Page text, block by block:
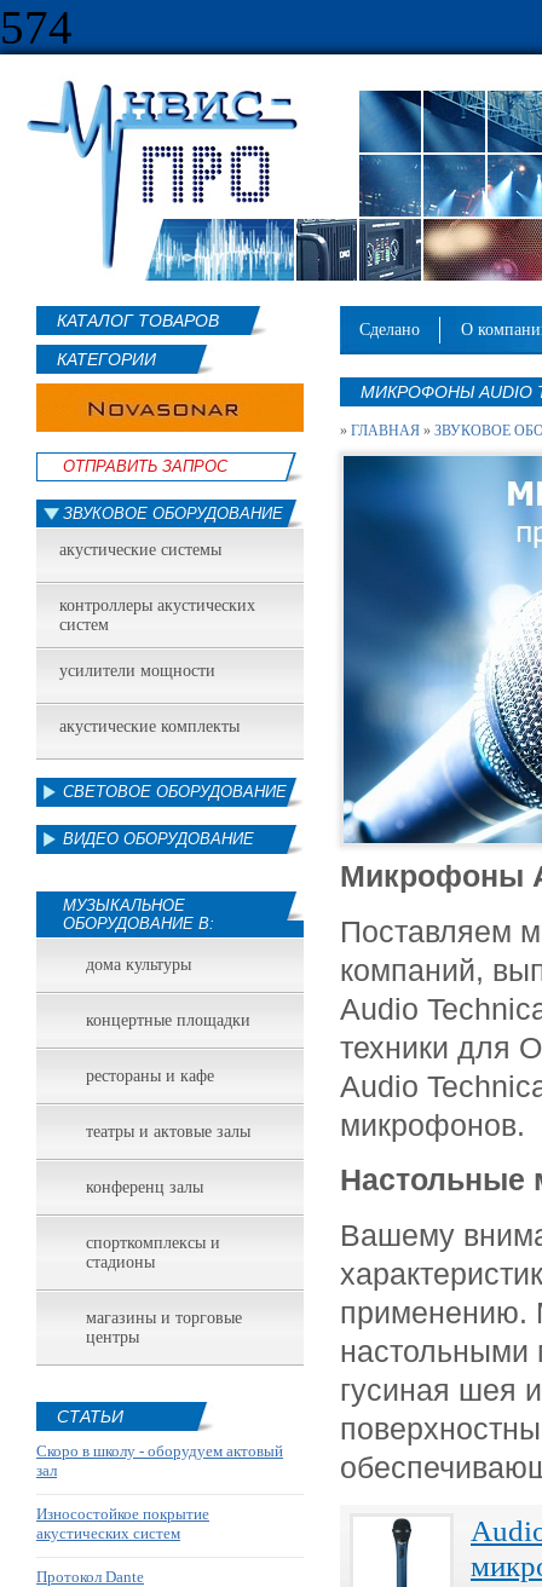
574
КАТАЛОГ ТОВАРОВ
КАТЕГОРИИ
ОТПРАВИТЬ ЗАПРОС
ЗВУКОВОЕ ОБОРУДОВАНИЕ
акустические системы
контроллеры акустических
систем
усилители мощности
акустические комплекты
СВЕТОВОЕ ОБОРУДОВАНИЕ
ВИДЕО ОБОРУДОВАНИЕ
МУЗЫКАЛЬНОЕ
ОБОРУДОВАНИЕ В:
дома культуры
концертные площадки
рестораны и кафе
театры и актовые залы
конференц залы
спорткомплексы и
стадионы
магазины и торговые
центры
СТАТЬИ
Скоро в школу - оборудуем актовый
зал
Износостойкое покрытие
акустических систем
Протокол Dante
сделано о
МИКРОФОНЫ AUDIO
» ГЛАВНАЯ » ЗВУКОВОЕ
Микрофоны
Поставляем
компаний,
Audio
техники для
Audio
микрофонов.
Настольные
Вашему
применению.
настольными
гусиная шея